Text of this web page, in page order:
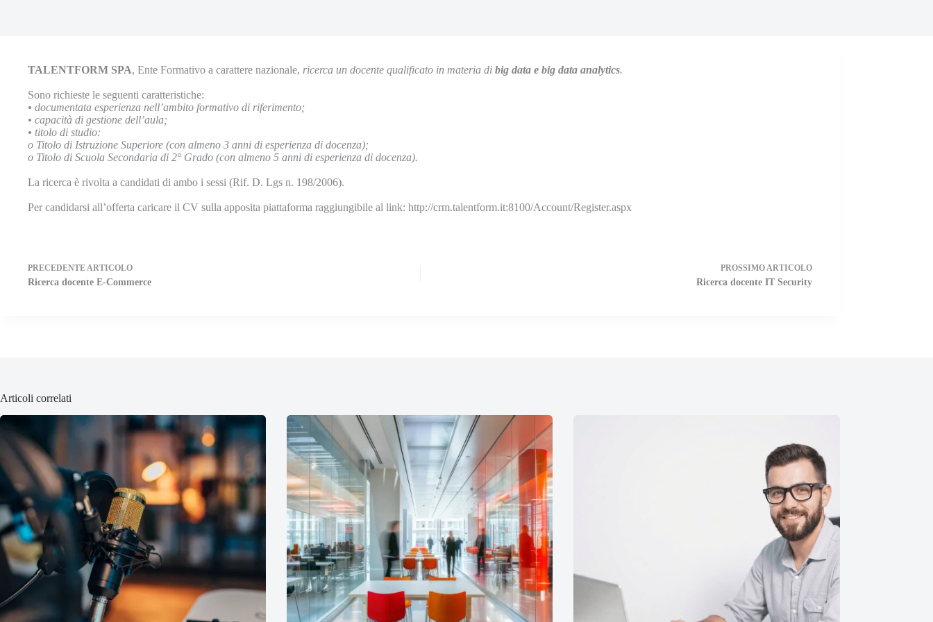
TALENTFORM SPA, Ente Formativo a carattere nazionale, ricerca un docente qualificato in materia di big data e big data analytics.
Sono richieste le seguenti caratteristiche:
• documentata esperienza nell’ambito formativo di riferimento;
• capacità di gestione dell’aula;
• titolo di studio:
o Titolo di Istruzione Superiore (con almeno 3 anni di esperienza di docenza);
o Titolo di Scuola Secondaria di 2° Grado (con almeno 5 anni di esperienza di docenza).
La ricerca è rivolta a candidati di ambo i sessi (Rif. D. Lgs n. 198/2006).
Per candidarsi all’offerta caricare il CV sulla apposita piattaforma raggiungibile al link: http://crm.talentform.it:8100/Account/Register.aspx
PRECEDENTEARTICOLO
Ricerca docente E-Commerce
PROSSIMOARTICOLO
Ricerca docente IT Security
Articoli correlati